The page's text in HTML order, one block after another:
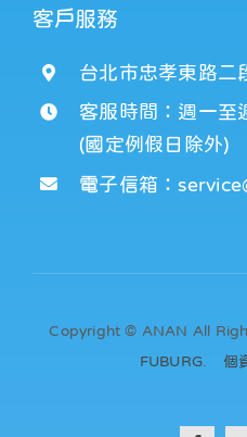
客戶服務
台北市忠孝東路二
客服時間：週一
(國定例假日除外)
電子信箱：
Copyright © ANAN All
FUBURG
個